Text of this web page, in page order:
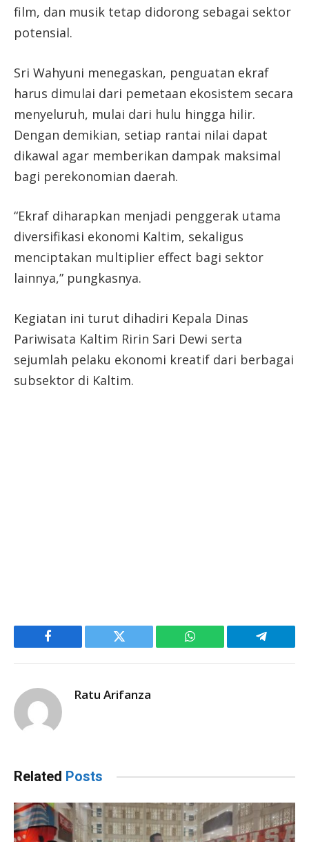
film, dan musik tetap didorong sebagai sektor
potensial.
Sri Wahyuni menegaskan, penguatan ekraf
harus dimulai dari pemetaan ekosistem secara
menyeluruh, mulai dari hulu hingga hilir.
Dengan demikian, setiap rantai nilai dapat
dikawal agar memberikan dampak maksimal
bagi perekonomian daerah.
“Ekraf diharapkan menjadi penggerak utama
diversifikasi ekonomi Kaltim, sekaligus
menciptakan multiplier effect bagi sektor
lainnya,” pungkasnya.
Kegiatan ini turut dihadiri Kepala Dinas
Pariwisata Kaltim Ririn Sari Dewi serta
sejumlah pelaku ekonomi kreatif dari berbagai
subsektor di Kaltim.
Facebook Twitter WhatsApp Telegram
Ratu Arifanza
Related Posts